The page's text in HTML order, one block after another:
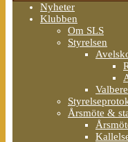
Nyheter
Klubben
Om SLS
Styrelsen
Årsmöte &